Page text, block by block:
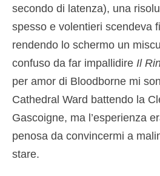
secondo di latenza), una
spesso e volentieri scendeva
rendendo lo schermo un
confuso da far impallidire Il
per amor di Bloodborne mi
Cathedral Ward battendo la
Gascoigne, ma l’esperienza
penosa da convincermi a
stare.